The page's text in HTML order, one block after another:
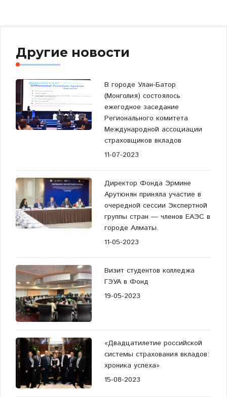
Другие новости
В городе Улан-Батор
(Монголия) состоялось
ежегодное заседание
Регионального комитета
Международной ассоциации
страховщиков вкладов
11-07-2023
Директор Фонда Эрмине
Арутюнян приняла участие в
очередной сессии Экспертной
группы стран — членов ЕАЭС в
городе Алматы.
11-05-2023
Визит студентов колледжа
ГЭУА в Фонд
19-05-2023
«Двадцатилетие российской
системы страхования вкладов:
хроника успеха»
15-08-2023